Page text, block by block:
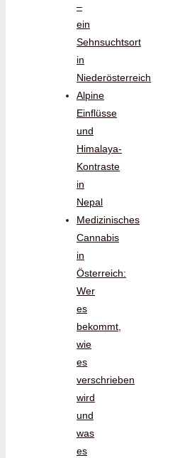
–
ein
Sehnsuchtsort
in
Niederösterreich
Alpine
Einflüsse
und
Himalaya-
Kontraste
in
Nepal
Medizinisches
Cannabis
in
Österreich:
Wer
es
bekommt,
wie
es
verschrieben
wird
und
was
es